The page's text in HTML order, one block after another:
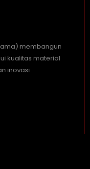
membangun
kualitas material
inovasi